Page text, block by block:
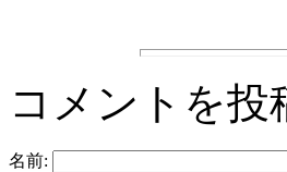
コメントを投
名前: